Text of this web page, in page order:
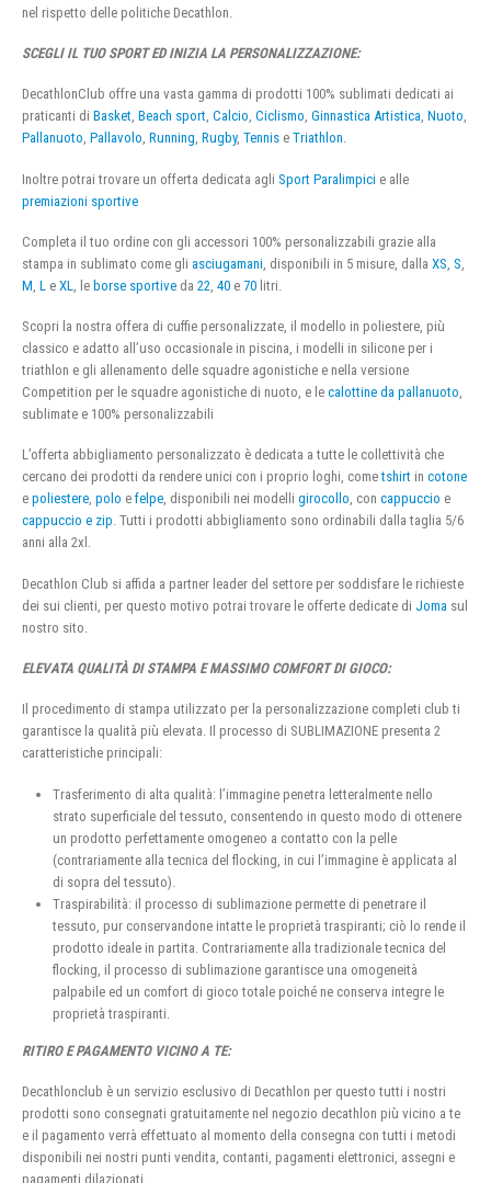
nel rispetto delle politiche Decathlon.
SCEGLI IL TUO SPORT ED INIZIA LA PERSONALIZZAZIONE:
DecathlonClub offre una vasta gamma di prodotti 100% sublimati dedicati ai
praticanti di Basket, Beach sport, Calcio, Ciclismo, Ginnastica Artistica, Nuoto,
Pallanuoto, Pallavolo, Running, Rugby, Tennis e Triathlon.
Inoltre potrai trovare un offerta dedicata agli Sport Paralimpici e alle
premiazioni sportive
Completa il tuo ordine con gli accessori 100% personalizzabili grazie alla
stampa in sublimato come gli asciugamani , disponibili in 5 misure, dalla XS S
M L e XL , le borse sportive da 22 40 e 70 litri.
Scopri la nostra offera di cuffie personalizzate, il modello in poliestere, più
classico e adatto all’uso occasionale in piscina, i modelli in silicone per i
triathlon e gli allenamento delle squadre agonistiche e nella versione
Competition per le squadre agonistiche di nuoto, e le calottine da pallanuoto,
sublimate e 100% personalizzabili
L’offerta abbigliamento personalizzato è dedicata a tutte le collettività che
cercano dei prodotti da rendere unici con i proprio loghi, cometshirt in cotone
e poliestere, polo e felpe, disponibili nei modelli girocollo, con cappuccio e
cappuccio e zip. Tutti i prodotti abbigliamento sono ordinabili dalla taglia 5/6
anni alla 2xl.
Decathlon Club si affida a partner leader del settore per soddisfare le richieste
dei sui clienti, per questo motivo potrai trovare le offerte dedicate di Joma sul
nostro sito.
ELEVATA QUALITÀ DI STAMPA E MASSIMO COMFORT DI GIOCO:
Il procedimento di stampa utilizzato per la personalizzazione completi club ti
garantisce la qualità più elevata. Il processo di SUBLIMAZIONE presenta 2
caratteristiche principali:
Trasferimento di alta qualità: l’immagine penetra letteralmente nello
strato superficiale del tessuto, consentendo in questo modo di ottenere
un prodotto perfettamente omogeneo a contatto con la pelle
(contrariamente alla tecnica del flocking, in cui l’immagine è applicata al
di sopra del tessuto).
Traspirabilità: il processo di sublimazione permette di penetrare il
tessuto, pur conservandone intatte le proprietà traspiranti; ciò lo rende il
prodotto ideale in partita. Contrariamente alla tradizionale tecnica del
flocking, il processo di sublimazione garantisce una omogeneità
palpabile ed un comfort di gioco totale poiché ne conserva integre le
proprietà traspiranti.
RITIRO E PAGAMENTO VICINO A TE:
Decathlonclub è un servizio esclusivo di Decathlon per questo tutti i nostri
prodotti sono consegnati gratuitamente nel negozio decathlon più vicino a te
e il pagamento verrà effettuato al momento della consegna con tutti i metodi
disponibili nei nostri punti vendita, contanti, pagamenti elettronici, assegni e
pagamenti dilazionati.